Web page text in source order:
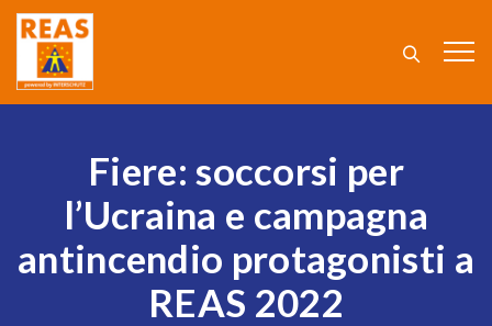
Fiere: soccorsi per
l’Ucraina e campagna
antincendio protagonisti a
REAS 2022